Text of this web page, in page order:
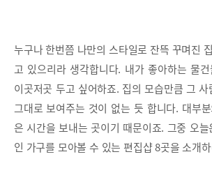
누구나 한번쯤 나만의 스타일로 잔뜩 꾸며진
고 있으리라 생각합니다. 내가 좋아하는 물
이곳저곳 두고 싶어하죠. 집의 모습만큼 그
그대로 보여주는 것이 없는 듯 합니다. 대부
은 시간을 보내는 곳이기 때문이죠. 그중 오
인 가구를 모아볼 수 있는 편집샵 8곳을 소개